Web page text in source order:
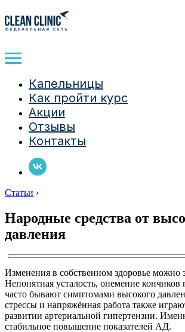
Капельницы
Как пройти курс
Акции
Отзывы
Контакты
Статьи ›
Народные средства от
давления
Изменения в собственном здоровье можно
Непонятная усталость, онемение кончиков
часто бывают симптомами высокого
стрессы и напряжённая работа также
развитии артериальной гипертензии.
стабильное повышение показателей АД.